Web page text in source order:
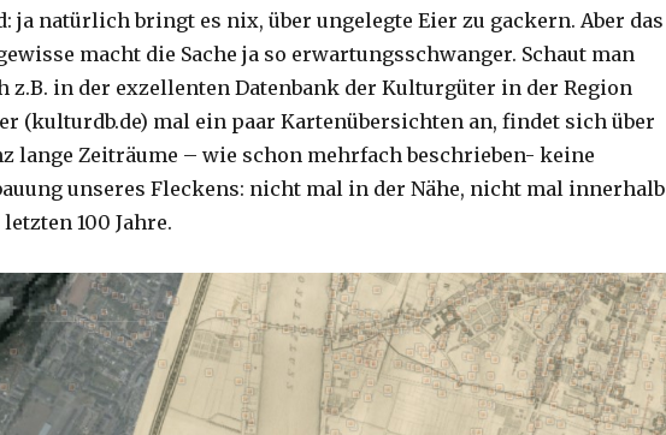
ja natürlich bringt es nix, über ungelegte Eier zu gackern. Aber das
macht die Sache ja so erwartungsschwanger. Schaut man
z.B. in der exzellenten Datenbank der Kulturgüter in der Region
(kulturdb.de) mal ein paar Kartenübersichten an, findet sich über
lange Zeiträume – wie schon mehrfach beschrieben- keine
unseres Fleckens: nicht mal in der Nähe, nicht mal innerhalb
letzten 100 Jahre.